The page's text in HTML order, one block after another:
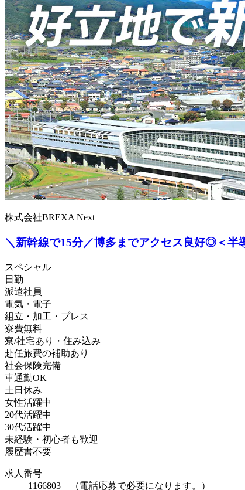
株式会社BREXA Next
＼新幹線で15分／博多までアクセス良好◎＜
スペシャル
日勤
派遣社員
電気・電子
組立・加工・プレス
寮費無料
寮/社宅あり・住み込み
赴任旅費の補助あり
社会保険完備
車通勤OK
土日休み
女性活躍中
20代活躍中
30代活躍中
未経験・初心者も歓迎
履歴書不要
求人番号
1166803 （電話応募で必要になります。）